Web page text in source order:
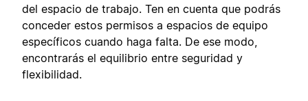
del espacio de trabajo. Ten en cuenta que podrás
conceder estos permisos a espacios de equipo
específicos cuando haga falta. De ese modo,
encontrarás el equilibrio entre seguridad y
flexibilidad.